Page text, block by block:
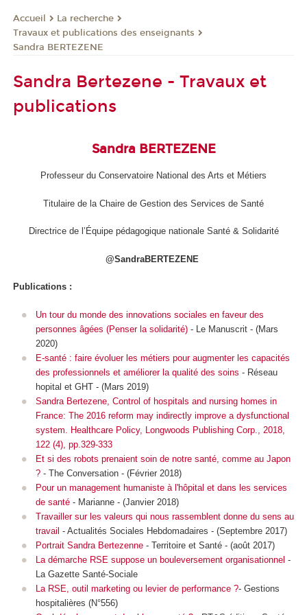
Accueil
La recherche
Travaux et publications des enseignants
Sandra BERTEZENE
Sandra Bertezene - Travaux et
publications
Sandra BERTEZENE
Professeur du Conservatoire National des Arts et Métiers
Titulaire de la Chaire de Gestion des Services de Santé
Directrice de l’Équipe pédagogique nationale Santé & Solidarité
@SandraBERTEZENE
Publications :
Un tour du monde des innovations sociales en faveur des
personnes âgées (Penser la solidarité)- Le Manuscrit - (Mars
2020)
E-santé : faire évoluer les métiers pour augmenter les capacités
des professionnels et améliorer la qualité des soins - Réseau
hopital et GHT - (Mars 2019)
Sandra Bertezene, Control of hospitals and nursing homes in
France: The 2016 reform may indirectly improve a dysfunctional
system. Healthcare Policy, Longwoods Publishing Corp., 2018,
122 (4), pp.329-333
Et si des robots prenaient soin de notre santé, comme au Japon
? - The Conversation - (Février 2018)
Pour un management humaniste à l'hôpital et dans les services
de santé- Marianne - (Janvier 2018)
Travailler sur les valeurs qui nous rassemblent donne du sens au
travail - Actualités Sociales Hebdomadaires - (Septembre 2017)
Portrait Sandra Bertezenne- Territoire et Santé - (août 2017)
La démarche RSE suppose un bouleversement organisationnel -
La Gazette Santé-Sociale
La RSE, outil marketing ou levier de performance ?- Gestions
hospitalières (N°556)